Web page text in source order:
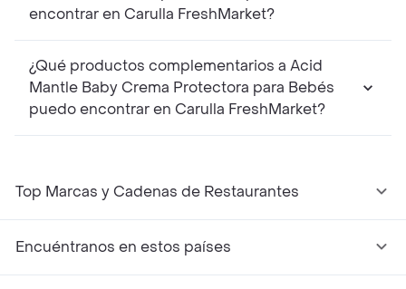
encontrar en Carulla FreshMarket?
¿Qué productos complementarios a Acid
Mantle Baby Crema Protectora para Bebés
puedo encontrar en Carulla FreshMarket?
Top Marcas y Cadenas de Restaurantes
Encuéntranos en estos países